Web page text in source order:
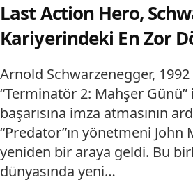
Last Action Hero,
Kariyerindeki En Zor
Arnold Schwarzenegger, 1992
“Terminatör 2: Mahşer
başarısına imza atmasının
“Predator”ın yönetmeni John
yeniden bir araya geldi. Bu
dünyasında yeni…